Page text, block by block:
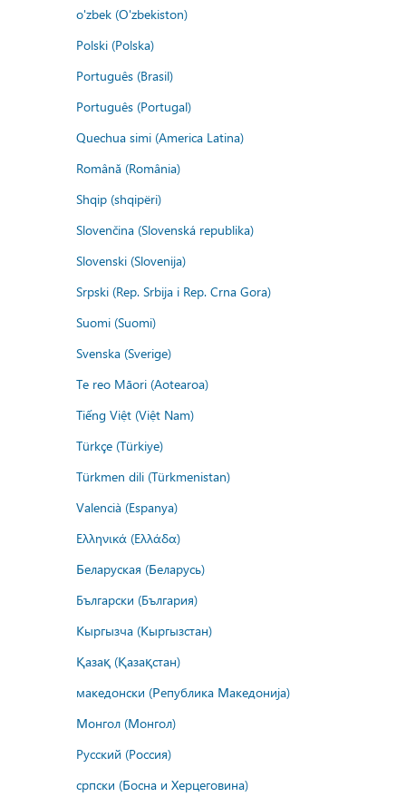
o'zbek (O'zbekiston)
Polski (Polska)
Português (Brasil)
Português (Portugal)
Quechua simi (America Latina)
Română (România)
Shqip (shqipëri)
Slovenčina (Slovenská republika)
Slovenski (Slovenija)
Srpski (Rep. Srbija i Rep. Crna Gora)
Suomi (Suomi)
Svenska (Sverige)
Te reo Māori (Aotearoa)
Tiếng Việt (Việt Nam)
Türkçe (Türkiye)
Türkmen dili (Türkmenistan)
Valencià (Espanya)
Ελληνικά (Ελλάδα)
Беларуская (Беларусь)
Български (България)
Кыргызча (Кыргызстан)
Қазақ (Қазақстан)
македонски (Република Македонија)
Монгол (Монгол)
Русский (Россия)
српски (Босна и Херцеговина)